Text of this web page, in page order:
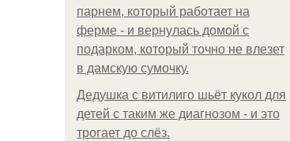
парнем, который работает на
ферме - и вернулась домой с
подарком, который точно не влезет
в дамскую сумочку.
Дедушка с витилиго шьёт кукол для
детей с таким же диагнозом - и это
трогает до слёз.